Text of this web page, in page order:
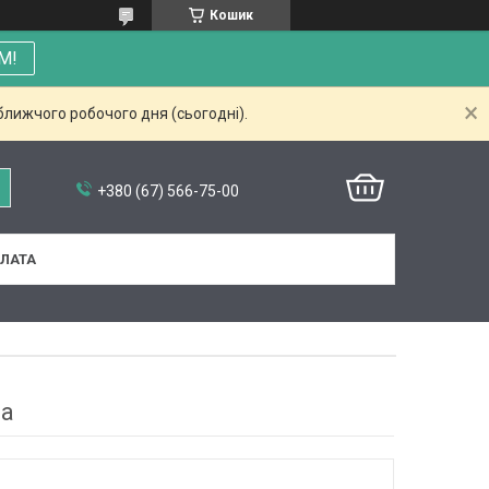
Кошик
робочого дня (сьогодні).
+380 (67) 566-75-00